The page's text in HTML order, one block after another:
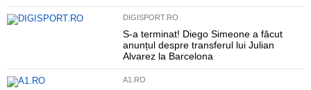
DIGISPORT.RO
S-a terminat! Diego Simeone a făcut
anunțul despre transferul lui Julian
Alvarez la Barcelona
A1.RO